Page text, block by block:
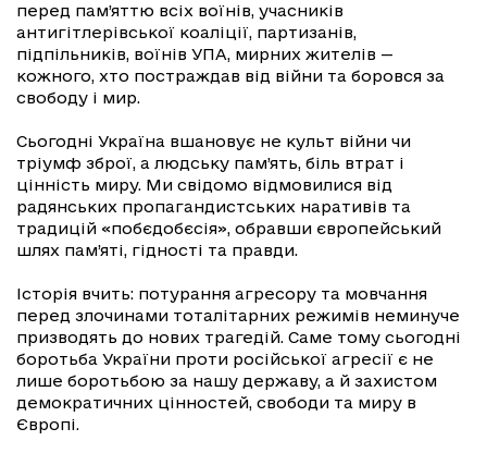
перед пам’яттю всіх воїнів, учасників
антигітлерівської коаліції, партизанів,
підпільників, воїнів УПА, мирних жителів —
кожного, хто постраждав від війни та боровся за
свободу і мир.
Сьогодні Україна вшановує не культ війни чи
тріумф зброї, а людську пам’ять, біль втрат і
цінність миру. Ми свідомо відмовилися від
радянських пропагандистських наративів та
традицій «побєдобєсія», обравши європейський
шлях пам’яті, гідності та правди.
Історія вчить: потурання агресору та мовчання
перед злочинами тоталітарних режимів неминуче
призводять до нових трагедій. Саме тому сьогодні
боротьба України проти російської агресії є не
лише боротьбою за нашу державу, а й захистом
демократичних цінностей, свободи та миру в
Європі.